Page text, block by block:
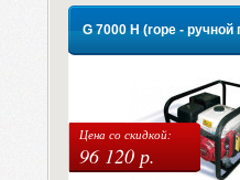
G 7000 H (rope - ручной
Цена со скидкой:
96 120 р.